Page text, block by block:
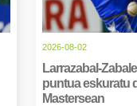
2026-08-02
Larrazabal-
puntua eskuratu
Mastersean